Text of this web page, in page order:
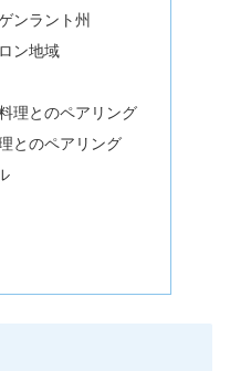
ンラント州
ン地域
理とのペアリング
とのペアリング